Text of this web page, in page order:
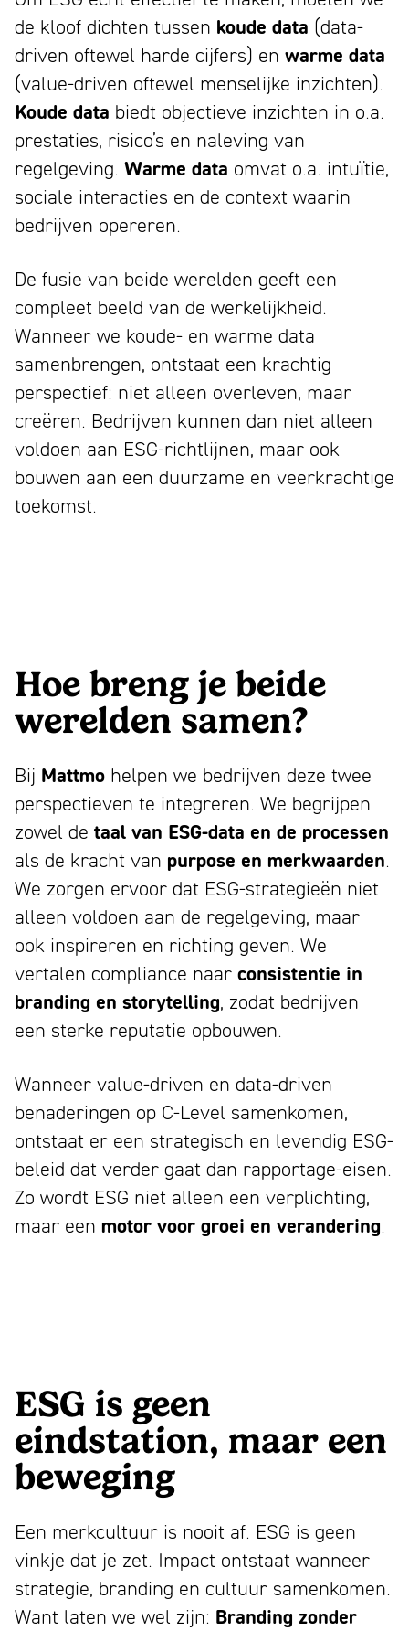
de kloof dichten tussen koude data (data-
driven oftewel harde cijfers) en warme data
(value-driven oftewel menselijke inzichten).
Koude data biedt objectieve inzichten in o.a.
prestaties, risico’s en naleving van
regelgeving. Warme data omvat o.a. intuïtie,
sociale interacties en de context waarin
bedrijven opereren.
De fusie van beide werelden geeft een
compleet beeld van de werkelijkheid.
Wanneer we koude- en warme data
samenbrengen, ontstaat een krachtig
perspectief: niet alleen overleven, maar
creëren. Bedrijven kunnen dan niet alleen
voldoen aan ESG-richtlijnen, maar ook
bouwen aan een duurzame en veerkrachtige
toekomst.
Hoe breng je beide
werelden samen?
Bij Mattmo helpen we bedrijven deze twee
perspectieven te integreren. We begrijpen
zowel de taal van ESG-data en de processen
als de kracht van purpose en merkwaarden.
We zorgen ervoor dat ESG-strategieën niet
alleen voldoen aan de regelgeving, maar
ook inspireren en richting geven. We
vertalen compliance naar consistentie in
branding en storytelling, zodat bedrijven
een sterke reputatie opbouwen.
Wanneer value-driven en data-driven
benaderingen op C-Level samenkomen,
ontstaat er een strategisch en levendig ESG-
beleid dat verder gaat dan rapportage-eisen.
Zo wordt ESG niet alleen een verplichting,
maar een motor voor groei en verandering.
ESG is geen
eindstation, maar een
beweging
Een merkcultuur is nooit af. ESG is geen
vinkje dat je zet. Impact ontstaat wanneer
strategie, branding en cultuur samenkomen.
Want laten we wel zijn: Branding zonder